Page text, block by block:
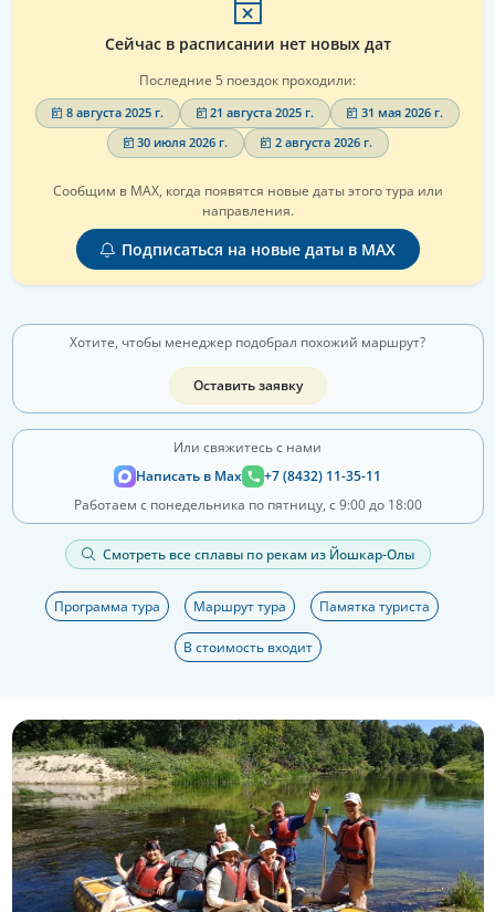
Сейчас в расписании нет новых дат
Последние 5 поездок проходили:
8 августа 2025 г. 21 августа 2025 г.
31 мая 2026 г.
30 июля 2026 г.
2 августа 2026 г.
Сообщим в MAX, когда появятся новые даты этого тура или
направления.
Подписаться на новые даты в MAX
Хотите, чтобы менеджер подобрал похожий маршрут?
Оставить заявку
Или свяжитесь с нами
Написать в Max
+7 (8432) 11-35-11
Работаем с понедельника по пятницу, с 9:00 до 18:00
Смотреть все сплавы по рекам из Йошкар-Олы
Программа тура Маршрут тура Памятка туриста
В стоимость входит
Еще 2 фото